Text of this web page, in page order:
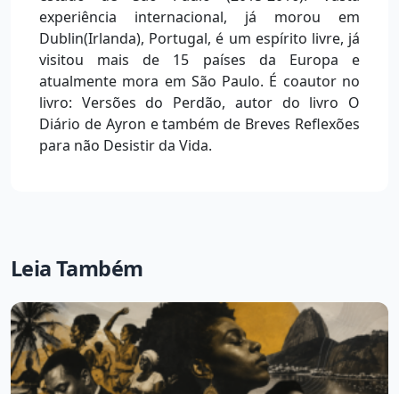
experiência internacional, já morou em
Dublin(Irlanda), Portugal, é um espírito livre, já
visitou mais de 15 países da Europa e
atualmente mora em São Paulo. É coautor no
livro: Versões do Perdão, autor do livro O
Diário de Ayron e também de Breves Reflexões
para não Desistir da Vida.
Leia Também